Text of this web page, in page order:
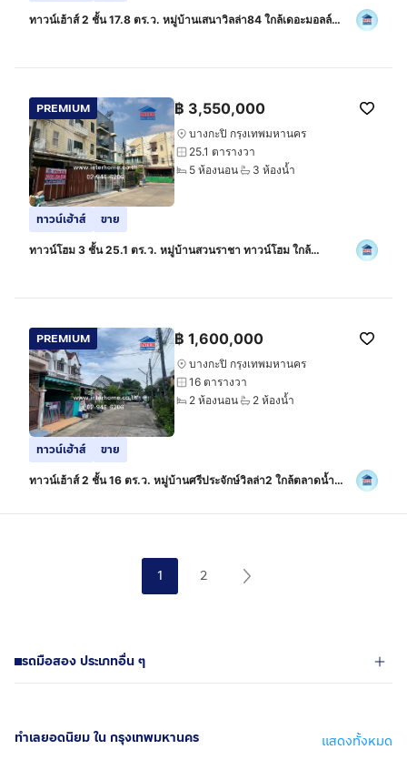
ทาวน์เฮ้าส์ 2 ชั้น 17.8 ตร.ว. หมู่บ้านเสนาวิลล่า84 ใกล้เดอะมอลล์
PREMIUM ฿ 3,550,000
บางกะปิ กรุงเทพมหานคร
25.1 ตารางวา
5 ห้องนอน
3 ห้องน้ำ
ทาวน์เฮ้าส์ ขาย
ทาวน์โฮม 3 ชั้น 25.1 ตร.ว. หมู่บ้านสวนราชา ทาวน์โฮม ใกล้
PREMIUM ฿ 1,600,000
บางกะปิ กรุงเทพมหานคร
16 ตารางวา
2 ห้องนอน
2 ห้องน้ำ
ทาวน์เฮ้าส์ ขาย
ทาวน์เฮ้าส์ 2 ชั้น 16 ตร.ว. หมู่บ้านศรีประจักษ์วิลล่า2 ใกล้ตลาดน้ำ
บางกะปิ กรุงเทพมหานคร
1 2
รถมือสอง ประเภทอื่น ๆ
ทำเลยอดนิยม ใน กรุงเทพมหานคร แสดงทั้งหมด